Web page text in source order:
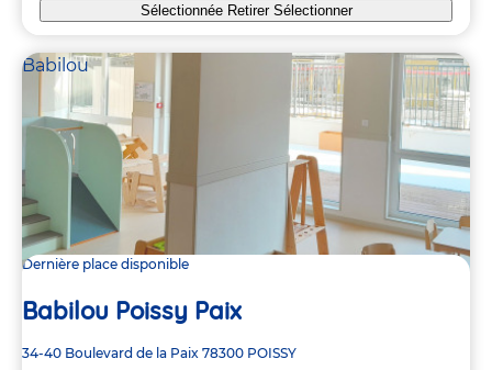
Sélectionnée Retirer Sélectionner
Babilou
Dernière place disponible
Babilou Poissy Paix
Adresse
34-40 Boulevard de la Paix 78300 POISSY